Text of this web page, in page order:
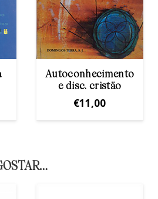
Autoconhecimento
e disc. cristäo
€11,00